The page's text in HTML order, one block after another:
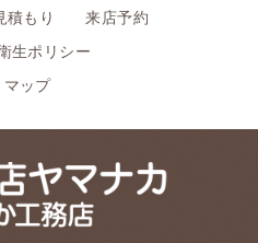
積もり
来店予約
生ポリシー
ップ